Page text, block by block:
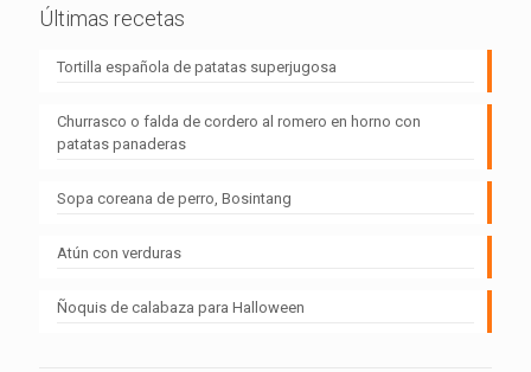
Últimas recetas
Tortilla española de patatas superjugosa
Churrasco o falda de cordero al romero en horno con
patatas panaderas
Sopa coreana de perro, Bosintang
Atún con verduras
Ñoquis de calabaza para Halloween